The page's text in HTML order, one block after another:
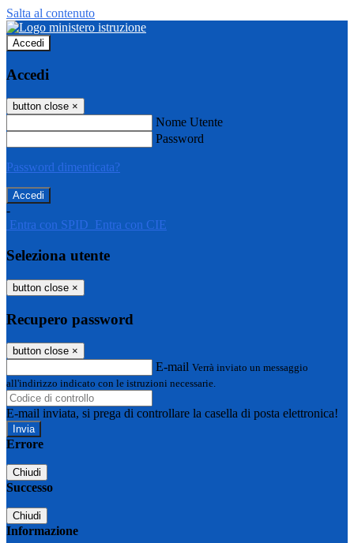
Salta al contenuto
Accedi
Accedi
button close ×
Nome Utente
Password
Password dimenticata?
-
Entra con SPID Entra con CIE
Seleziona utente
button close ×
Recupero password
button close ×
E-mail Verrà inviato un messaggio
all'indirizzo indicato con le istruzioni necessarie.
E-mail inviata, si prega di controllare la casella di posta elettronica!
Errore
Chiudi
Successo
Chiudi
Informazione